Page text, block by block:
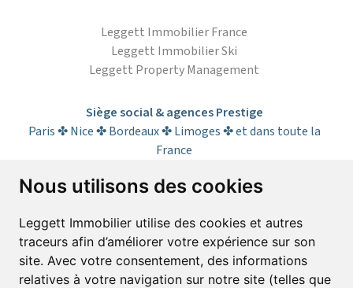
Nous utilisons des cookies
Leggett Immobilier utilise des cookies et autres
traceurs afin d’améliorer votre expérience sur son
site. Avec votre consentement, des informations
relatives à votre navigation sur notre site (telles que
Leggett Immobilier France
Leggett Immobilier Ski
Leggett Property Management
Siège social & agences Prestige
Paris ✤ Nice ✤ Bordeaux ✤ Limoges ✤ et dans toute la
France
S’abonner à la lettre d’informations
Prénom* Nom*